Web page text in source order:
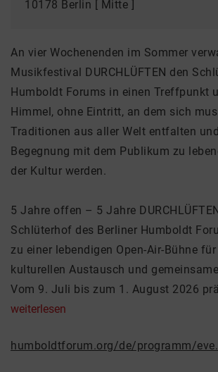
10178 Berlin [ Mitte ]
An vier Wochenenden im Sommer
Musikfestival DURCHLÜFTEN den
Humboldt Forums in einen Treffpunkt
Himmel, ohne Eintritt, an dem sich
Traditionen aus aller Welt entfalten
Begegnung mit dem Publikum zu
der Kultur werden.
5 Jahre offen – 5 Jahre
Schlüterhof des Berliner Humboldt
zu einer lebendigen Open-Air-Bühne
kulturellen Austausch und
Vom 9. Juli bis zum 1. August 2026
weiterlesen
humboldtforum.org/de/programm/